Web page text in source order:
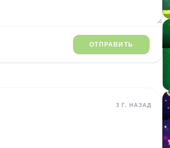
ОТПРАВИТЬ
3 Г. НАЗАД